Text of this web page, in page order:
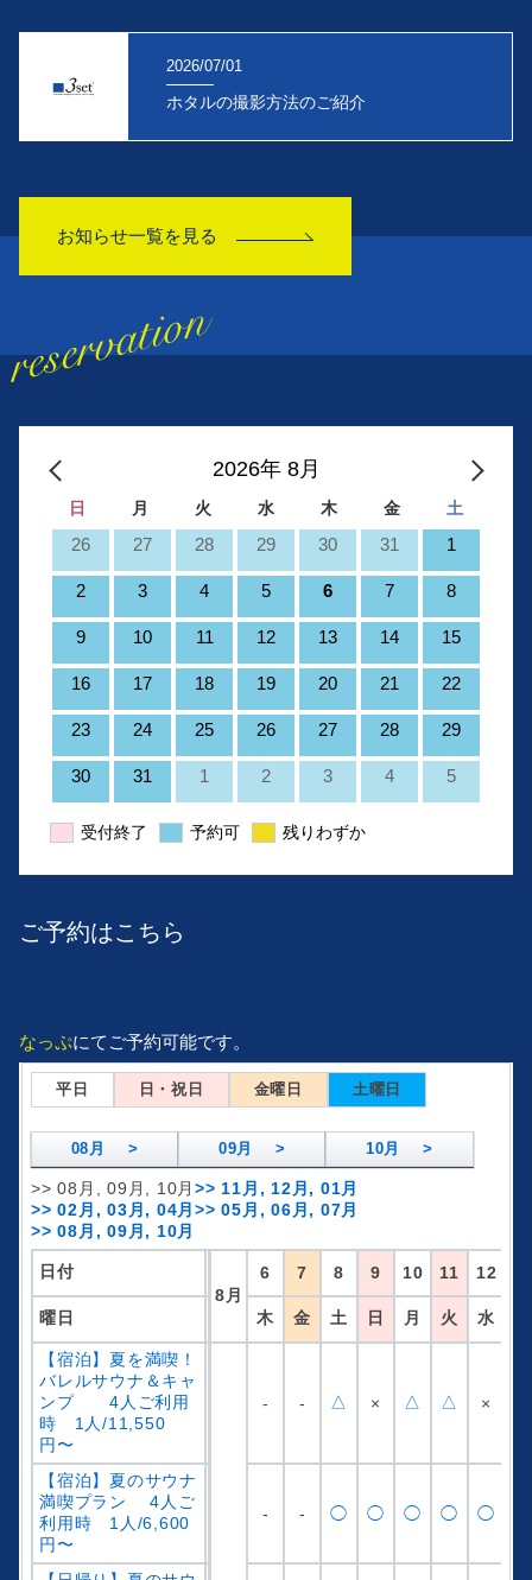
2026/07/01
ホタルの撮影方法のご紹介
お知らせ一覧を見る
2026年 8月
日 月 火 水 木 金 土
26 27 28 29 30 31 1
2 3 4 5 6 7 8
9 10 11 12 13 14 15
16 17 18 19 20 21 22
23 24 25 26 27 28 29
30 31 1 2 3 4 5
受付終了 予約可 残りわずか
ご予約はこちら
なっぷにてご予約可能です。